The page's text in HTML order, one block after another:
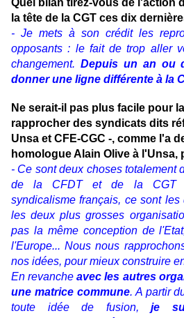
la tête de la CGT ces dix
- Je mets à son crédit les
opposants : le fait de trop aller
changement. Depuis un an ou
donner une ligne différente à la
Ne serait-il pas plus facile pour
rapprocher des syndicats dits
Unsa et CFE-CGC -, comme l'a
homologue Alain Olive à l'Unsa,
- Ce sont deux choses totalement
de la CFDT et de la CGT
syndicalisme français, ce sont
les deux plus grosses
pas la même conception de
l'Europe... Nous nous
nos idées, pour mieux construire
En revancheavec les autres
une matrice commune. A partir
toute idée de fusion, je